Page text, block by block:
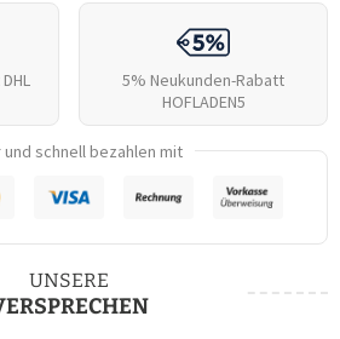
5% Neukunden-Rabatt
HOFLADEN5
und schnell bezahlen mit
UNSERE